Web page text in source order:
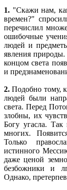
1. "Скажи нам,
времен?"
перечислил
ошибочные
людей и
явления
концом света
и
2.Подобно тому,
людей были
света. Перед
злобны, их
Богу угасла.
многих.
Только
истинного
даже ценой
безбожники и
Однако,